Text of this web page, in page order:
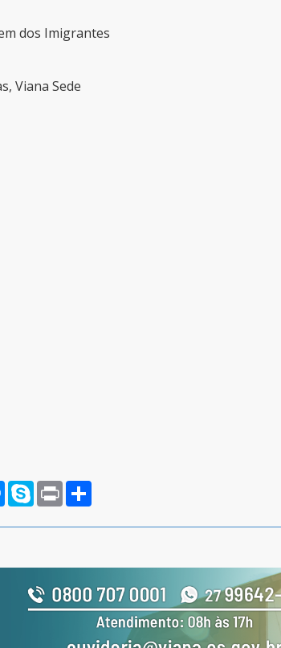
dos Imigrantes
Viana Sede
Messenger
Skype Print